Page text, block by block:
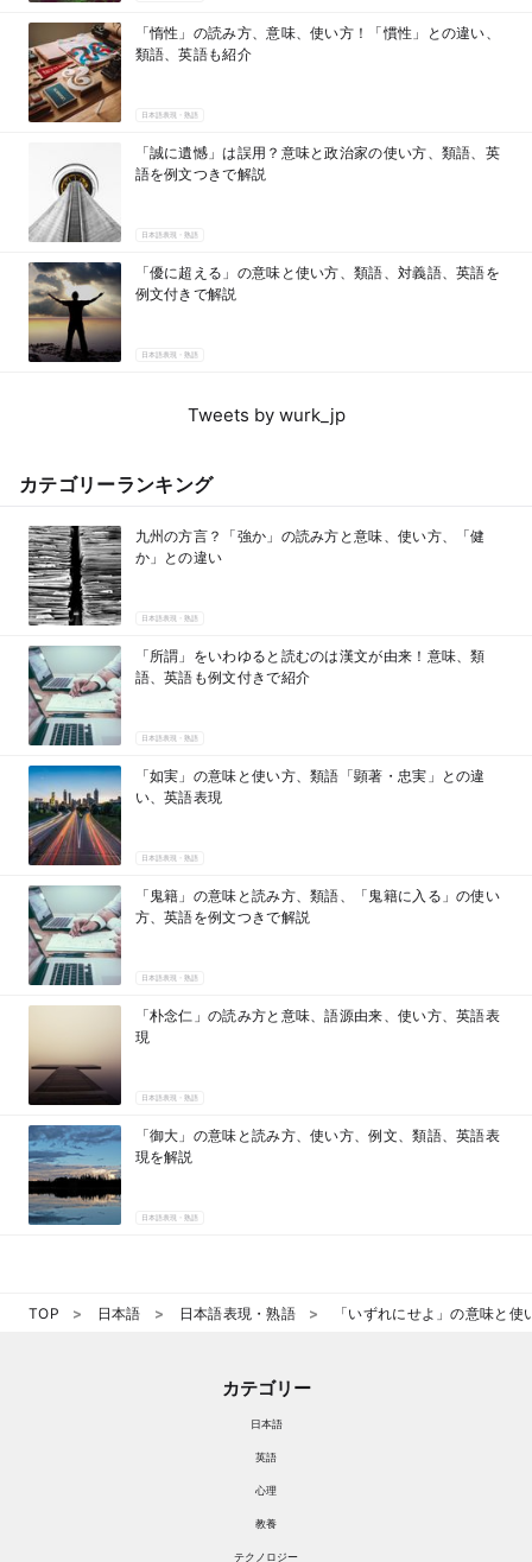
「惰性」の読み方、意味、使い方！「慣性」との違い、
類語、英語も紹介
日本語表現・熟語
「誠に遺憾」は誤用？意味と政治家の使い方、類語、英
語を例文つきで解説
日本語表現・熟語
「優に超える」の意味と使い方、類語、対義語、英語を
例文付きで解説
日本語表現・熟語
Tweets by wurk_jp
カテゴリーランキング
九州の方言？「強か」の読み方と意味、使い方、「健
か」との違い
日本語表現・熟語
「所謂」をいわゆると読むのは漢文が由来！意味、類
語、英語も例文付きで紹介
日本語表現・熟語
「如実」の意味と使い方、類語「顕著・忠実」との違
い、英語表現
日本語表現・熟語
「鬼籍」の意味と読み方、類語、「鬼籍に入る」の使い
方、英語を例文つきで解説
日本語表現・熟語
「朴念仁」の読み方と意味、語源由来、使い方、英語表
現
日本語表現・熟語
「御大」の意味と読み方、使い方、例文、類語、英語表
現を解説
日本語表現・熟語
TOP 日本語 日本語表現・熟語 「いずれにせよ」の意味と
カテゴリー
日本語
英語
心理
教養
テクノロジー